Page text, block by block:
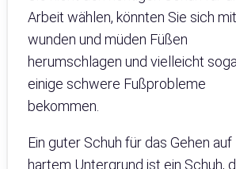
Arbeit wählen, könnten Sie sich mit
wunden und müden Füßen
herumschlagen und vielleicht
einige schwere Fußprobleme
bekommen.
Ein guter Schuh für das Gehen auf
hartem Untergrund ist ein Schuh,